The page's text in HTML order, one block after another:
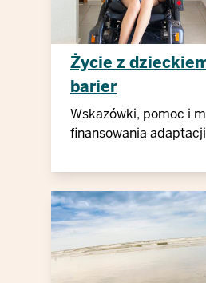
Życie z
barier
Wskazówki, pomoc i
finansowania